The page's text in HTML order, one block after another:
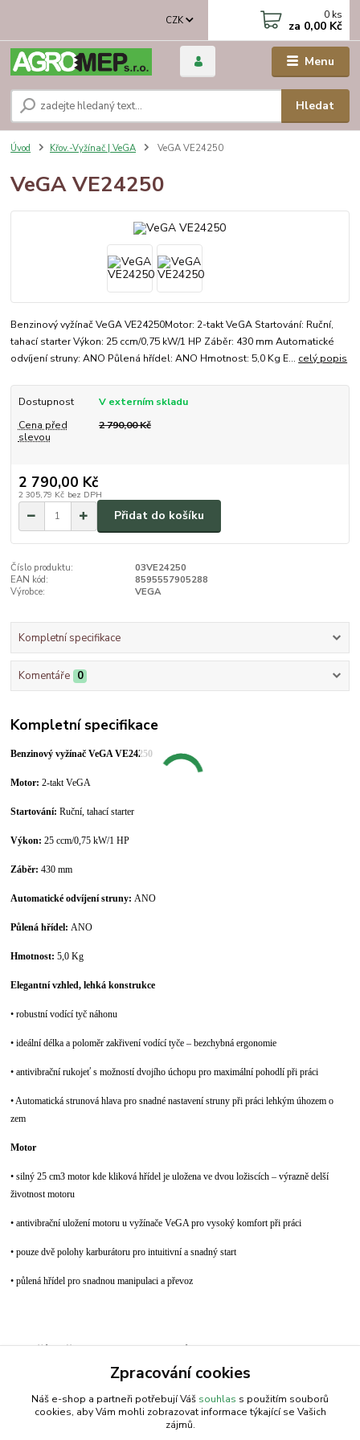
Menu
CZK
Hledat
0 ks
za 0,00 Kč
Úvod Křov.-Vyžínač | VeGA VeGA VE24250
VeGA VE24250
Benzinový vyžínač VeGA VE24250Motor: 2-takt VeGA Startování: Ruční,
tahací starter Výkon: 25 ccm/0,75 kW/1 HP Záběr: 430 mm Automatické
odvíjení struny: ANO Půlená hřídel: ANO Hmotnost: 5,0 Kg E... celý popis
Dostupnost
V externím skladu
Cena před
slevou
2 790,00 Kč
2 790,00 Kč
2 305,79 Kč bez DPH
Přidat do košíku
Číslo produktu:
03VE24250
EAN kód:
8595557905288
Výrobce:
VEGA
Kompletní specifikace
Komentáře 0
Kompletní specifikace
Benzinový vyžínač VeGA VE24250
Motor: 2-takt VeGA
Startování:Ruční, tahací starter
Výkon: 25 ccm/0,75 kW/1 HP
Záběr:430 mm
Automatické odvíjení struny: ANO
Půlená hřídel: ANO
Hmotnost: 5,0 Kg
Elegantní vzhled, lehká konstrukce
• robustní vodící tyč náhonu
• ideální délka a poloměr zakřivení vodící tyče – bezchybná ergonomie
• antivibrační rukojeť s možností dvojího úchopu pro maximální pohodlí při práci
• Automatická strunová hlava pro snadné nastavení struny při práci lehkým úhozem o
zem
Motor
• silný 25 cm3 motor kde kliková hřídel je uložena ve dvou ložiscích – výrazně delší
životnost motoru
• antivibrační uložení motoru u vyžínače VeGA pro vysoký komfort při práci
• pouze dvě polohy karburátoru pro intuitivní a snadný start
• půlená hřídel pro snadnou manipulaci a převoz
Zboží zařazeno v kategoriích
Křov.-Vyžínač | VeGAZpracování cookies
Náš e-shop a partneři potřebují Váš souhlas s použitím souborů
cookies, aby Vám mohli zobrazovat informace týkající se Vašich
zájmů.